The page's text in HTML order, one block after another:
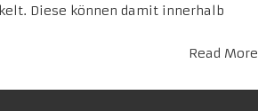
Diese können damit innerhalb
Read More